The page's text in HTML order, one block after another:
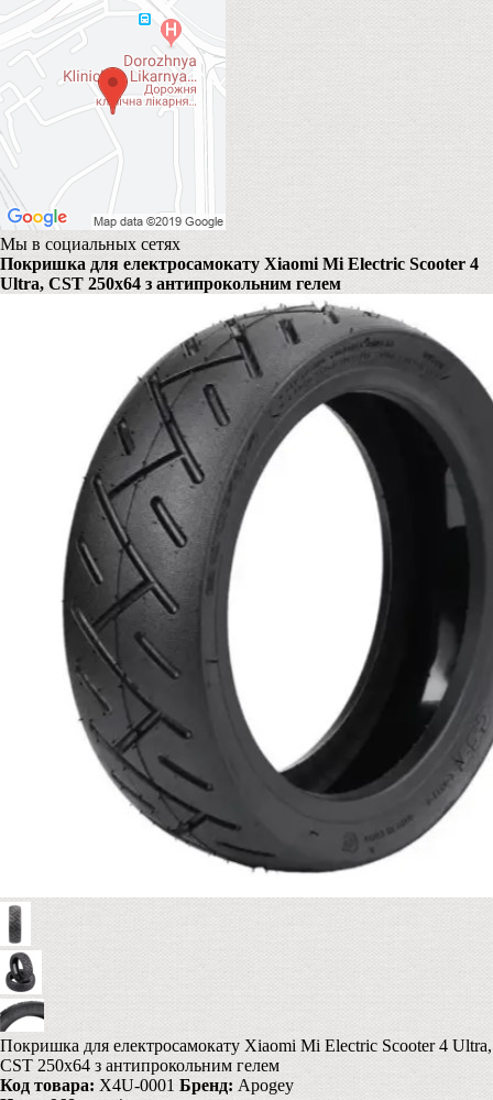
Мы в социальных сетях
Покришка для електросамокату Xiaomi Mi Electric Scooter 4
Ultra, CST 250x64 з антипрокольним гелем
Покришка для електросамокату Xiaomi Mi Electric Scooter 4 Ultra,
CST 250x64 з антипрокольним гелем
Код товара: X4U-0001 Бренд: Apogey